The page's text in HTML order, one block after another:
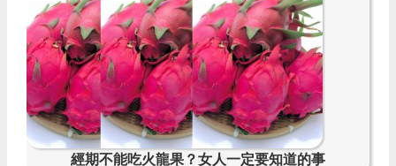
經期不能吃火龍果？女人一定要知道的事